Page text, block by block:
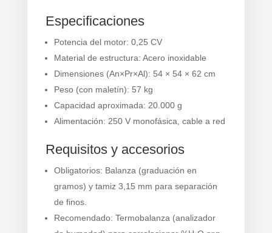
Especificaciones
Potencia del motor: 0,25 CV
Material de estructura: Acero inoxidable
Dimensiones (An×Pr×Al): 54 × 54 × 62 cm
Peso (con maletín): 57 kg
Capacidad aproximada: 20.000 g
Alimentación: 250 V monofásica, cable a red
Requisitos y accesorios
Obligatorios: Balanza (graduación en
gramos) y tamiz 3,15 mm para separación
de finos.
Recomendado: Termobalanza (analizador